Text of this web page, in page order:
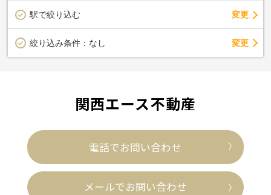
駅で絞り込む 変更
絞り込み条件： なし 変更
関西エース不動産
電話でお問い合わせ
メールでお問い合わせ